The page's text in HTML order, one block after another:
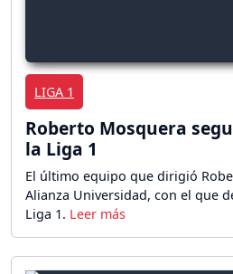
LIGA 1
Roberto Mosquera
la Liga 1
El último equipo que dirigió
Alianza Universidad, con el que
Liga 1.